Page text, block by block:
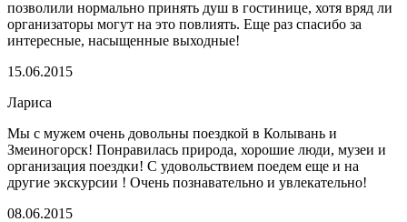
позволили нормально принять душ в гостинице, хотя вряд ли
организаторы могут на это повлиять. Еще раз спасибо за
интересные, насыщенные выходные!
15.06.2015
Лариса
Мы с мужем очень довольны поездкой в Колывань и
Змеиногорск! Понравилась природа, хорошие люди, музеи и
организация поездки! С удовольствием поедем еще и на
другие экскурсии ! Очень познавательно и увлекательно!
08.06.2015